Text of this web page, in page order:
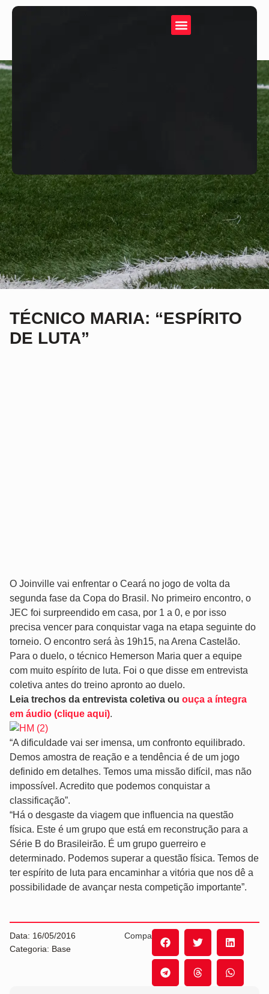
TÉCNICO MARIA: “ESPÍRITO
DE LUTA”
O Joinville vai enfrentar o Ceará no jogo de volta da
segunda fase da Copa do Brasil. No primeiro encontro, o
JEC foi surpreendido em casa, por 1 a 0, e por isso
precisa vencer para conquistar vaga na etapa seguinte do
torneio. O encontro será às 19h15, na Arena Castelão.
Para o duelo, o técnico Hemerson Maria quer a equipe
com muito espírito de luta. Foi o que disse em entrevista
coletiva antes do treino apronto ao duelo.
Leia trechos da entrevista coletiva ou ouça a íntegra
em áudio (clique aqui).
“A dificuldade vai ser imensa, um confronto equilibrado.
Demos amostra de reação e a tendência é de um jogo
definido em detalhes. Temos uma missão difícil, mas não
impossível. Acredito que podemos conquistar a
classificação”.
“Há o desgaste da viagem que influencia na questão
física. Este é um grupo que está em reconstrução para a
Série B do Brasileirão. É um grupo guerreiro e
determinado. Podemos superar a questão física. Temos de
ter espírito de luta para encaminhar a vitória que nos dê a
possibilidade de avançar nesta competição importante”.
Data: 16/05/2016
Categoria: Base
Compartilhe: